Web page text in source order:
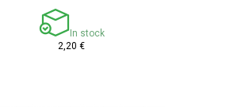
In stock
2,20 €